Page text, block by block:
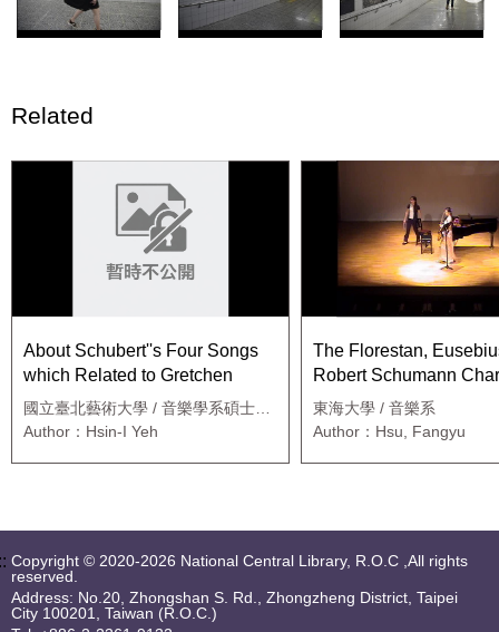
Related
About Schubert''s Four Songs
which Related to Gretchen
國立臺北藝術大學 / 音樂學系碩士班
聲樂組
Author：Hsin-I Yeh
The Florestan,
Robert Schumann
Music： “Sonata for
Violin in A Minor,
東海大學 / 音樂系
Author：Hsu, Fangyu
Copyright © 2020-2026 National Central Library, R.O.C ,All rights
reserved.
Address: No.20, Zhongshan S. Rd., Zhongzheng District, Taipei
City 100201, Taiwan (R.O.C.)